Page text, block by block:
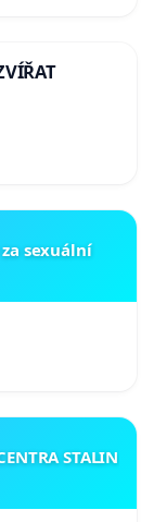
sexuální
STALIN